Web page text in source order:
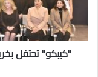
المهني
في
نسخته
الثالثة"كيبكو" تحتفل